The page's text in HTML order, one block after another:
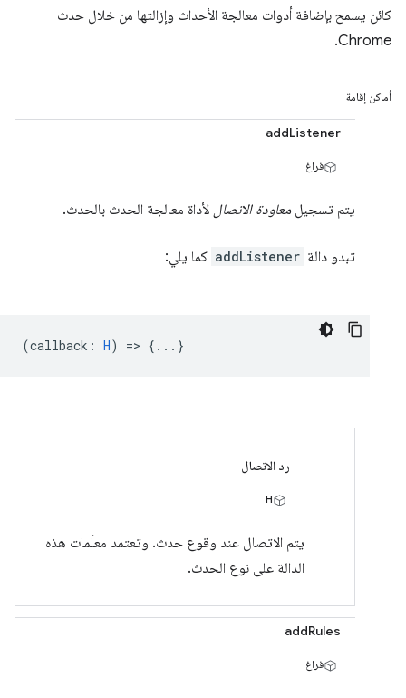
كائن يسمح بإضافة أدوات معالجة الأحداث وإزالتها من خلال حدث
Chrome.
أماكن إقامة
addListener
فراغ
يتم تسجيل معاودة الاتصال لأداة معالجة الحدث بالحدث.
تبدو دالة addListener كما يلي:
(callback : H) => {...}
رد الاتصال
H
يتم الاتصال عند وقوع حدث. وتعتمد معلَمات هذه
الدالة على نوع الحدث.
addRules
فراغ